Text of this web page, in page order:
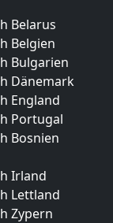
Belarus
Belgien
Bulgarien
Dänemark
England
Portugal
Bosnien
Irland
Lettland
Zypern